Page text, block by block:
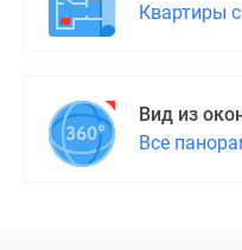
Квартиры
Вид из
Все